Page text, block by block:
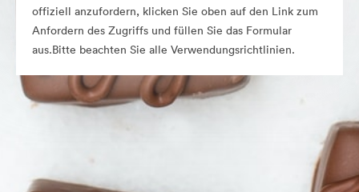
offiziell anzufordern, klicken Sie oben auf den Link zum
Anfordern des Zugriffs und füllen Sie das Formular
aus.Bitte beachten Sie alle Verwendungsrichtlinien.